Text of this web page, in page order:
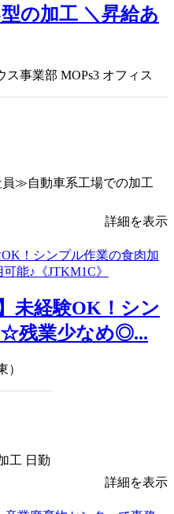
の加工 ＼昇給あ
事業部 MOPs3 オフィス
≫自動車系工場での加工
詳細を表示
未経験OK！シン
☆残業少なめ◎...
）
工 日勤
詳細を表示